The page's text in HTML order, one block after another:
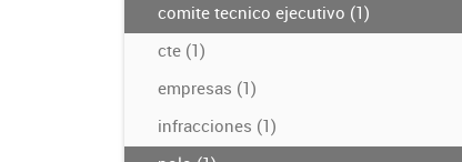
comite tecnico ejecutivo (1)
cte (1)
empresas (1)
infracciones (1)